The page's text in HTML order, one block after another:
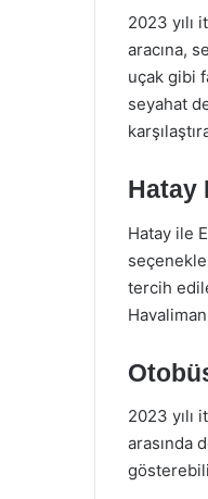
2023 yılı
aracına,
uçak gibi
seyahat
Hatay
Hatay ile
tercih
2023 yılı
arasında